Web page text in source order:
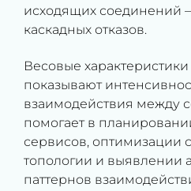
исходящих соединений
каскадных отказов.
Весовые
показывают
взаимодействия между
помогает в
сервисов, оптимизации
топологии и выявлении
паттернов